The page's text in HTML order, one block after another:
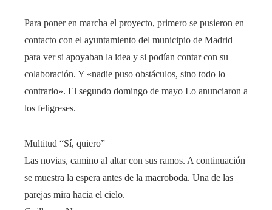
Para poner en marcha el proyecto, primero se pusieron en
contacto con el ayuntamiento del municipio de Madrid
para ver si apoyaban la idea y si podían contar con su
colaboración. Y «nadie puso obstáculos, sino todo lo
contrario». El segundo domingo de mayo Lo anunciaron a
los feligreses.
Multitud “Sí, quiero”
Las novias, camino al altar con sus ramos. A continuación
se muestra la espera antes de la macroboda. Una de las
parejas mira hacia el cielo.